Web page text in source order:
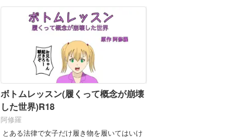
ボトムレッスン(履くって概念が崩壊
した世界)R18
阿修羅
とある法律で女子だけ履き物を履いてはいけ